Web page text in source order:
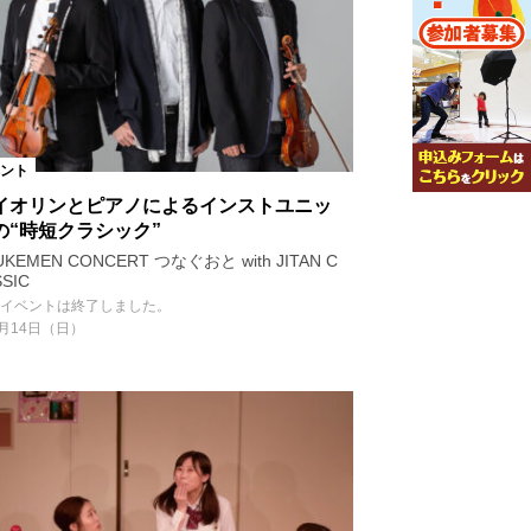
ト
オリンとピアノによるインストユニッ
“時短クラシック”
CONCERT つなぐおと with JITAN C
ベントは終了しました。
14日（日）